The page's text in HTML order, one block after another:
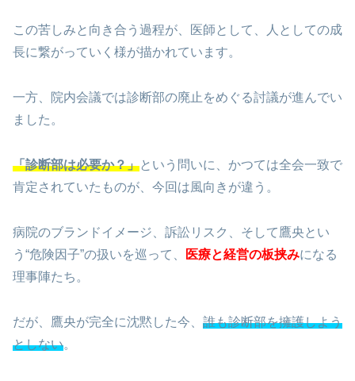
この苦しみと向き合う過程が、医師として、人としての成
長に繋がっていく様が描かれています。
一方、院内会議では診断部の廃止をめぐる討議が進んでい
ました。
「診断部は必要か？」という問いに、かつては全会一致で
肯定されていたものが、今回は風向きが違う。
病院のブランドイメージ、訴訟リスク、そして鷹央とい
う“危険因子”の扱いを巡って、
医療と経営の板挟みになる
理事陣たち。
だが、鷹央が完全に沈黙した今、 誰も診断部を擁護しよう
としない。